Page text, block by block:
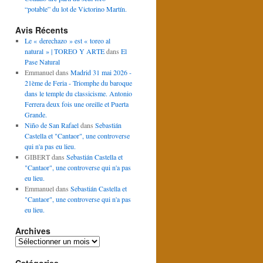
“potable” du lot de Victorino Martín.
Avis Récents
Le « derechazo » est « toreo al
natural » | TOREO Y ARTEdans El
Pase Natural
Emmanueldans Madrid 31 mai 2026 -
21ème de Feria - Triomphe du baroque
dans le temple du classicisme. Antonio
Ferrera deux fois une oreille et Puerta
Grande.
Niño de San Rafaeldans Sebastián
Castella et "Cantaor", une controverse
qui n'a pas eu lieu.
GIBERTdans Sebastián Castella et
"Cantaor", une controverse qui n'a pas
eu lieu.
Emmanueldans Sebastián Castella et
"Cantaor", une controverse qui n'a pas
eu lieu.
Archives
Archives